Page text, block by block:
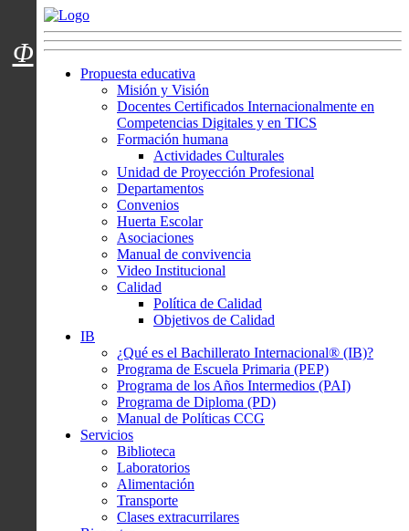
Menú usuarios
Propuesta educativa
Misión y Visión
Docentes Certificados Internacionalmente en
Competencias Digitales y en TICS
Formación humana
Actividades Culturales
Unidad de Proyección Profesional
Departamentos
Convenios
Huerta Escolar
Asociaciones
Manual de convivencia
Video Institucional
Calidad
Política de Calidad
Objetivos de Calidad
IB
¿Qué es el Bachillerato Internacional® (IB)?
Programa de Escuela Primaria (PEP)
Programa de los Años Intermedios (PAI)
Programa de Diploma (PD)
Manual de Políticas CCG
Servicios
Biblioteca
Laboratorios
Alimentación
Transporte
Clases extracurrilares
Φ